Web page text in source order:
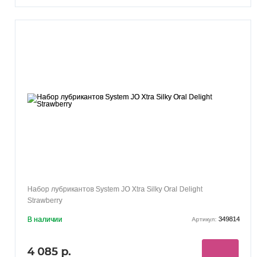
Набор лубрикантов System JO Xtra Silky Oral Delight
Strawberry
В наличии Артикул: 349814
4 085 р.